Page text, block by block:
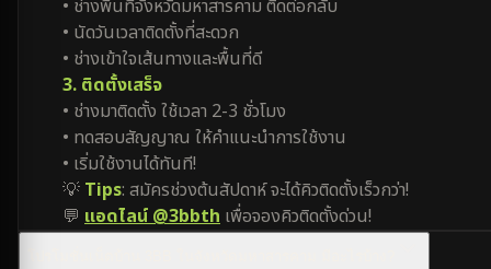
• ช่างพื้นที่จังหวัดมหาสารคาม ติดต่อกลับ
• นัดวันเวลาติดตั้งที่สะดวก
• ช่างเข้าใจเส้นทางและพื้นที่ดี
3. ติดตั้งเสร็จ
• ช่างมาติดตั้ง ใช้เวลา 2-3 ชั่วโมง
• ทดสอบสัญญาณ ให้คำแนะนำการใช้งาน
• เริ่มใช้งานได้ทันที!
💡 Tips: สมัครช่วงต้นสัปดาห์ จะได้คิวติดตั้งเร็วกว่า!
💬 แอดไลน์ @3bbth เพื่อจองคิวติดตั้งด่วน!